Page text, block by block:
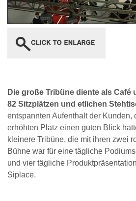
Die große Tribüne diente als Café
82 Sitzplätzen und etlichen
entspannten Aufenthalt der Kunden,
erhöhten Platz einen guten Blick
kleinere Tribüne, die mit ihren zwei
Bühne war für eine tägliche
und vier tägliche
Siplace.